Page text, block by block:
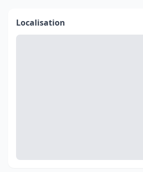
Localisation